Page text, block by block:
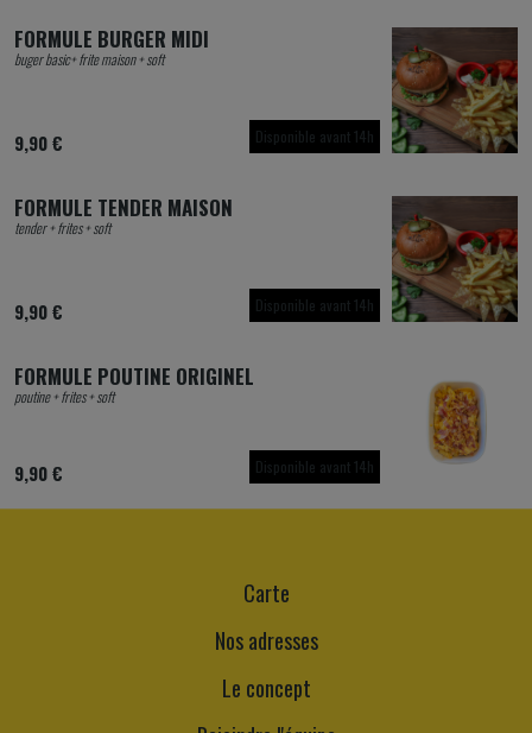
FORMULE BURGER MIDI
buger basic+ frite maison + soft
9,90 € Disponible avant 14h
FORMULE TENDER MAISON
tender + frites + soft
9,90 € Disponible avant 14h
FORMULE POUTINE ORIGINEL
poutine + frites + soft
9,90 € Disponible avant 14h
Carte
Nos adresses
Le concept